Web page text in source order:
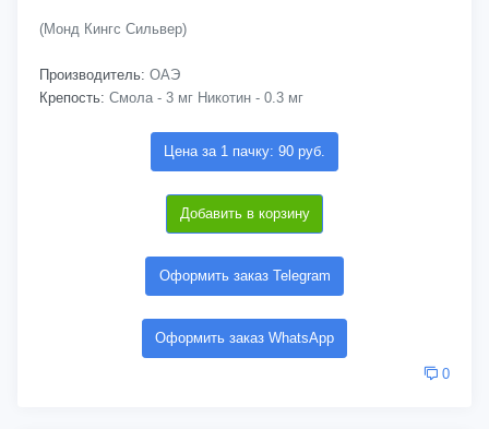
(Монд Кингс Сильвер)
Производитель: ОАЭ
Крепость: Смола - 3 мг Никотин - 0.3 мг
Цена за 1 пачку: 90 руб.
Добавить в корзину
Оформить заказ Telegram
Оформить заказ WhatsApp
0